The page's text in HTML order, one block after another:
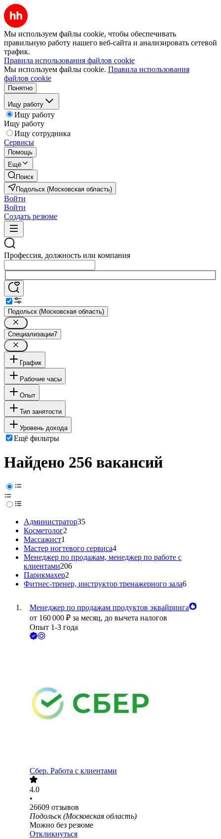
Мы используем файлы cookie, чтобы обеспечивать
правильную работу нашего веб-сайта и анализировать сетевой
трафик.
Правила использования файлов cookie
Мы используем файлы cookie. Правила использования
файлов cookie
Понятно
Ищу работу
Ищу работу
Ищу работу
Ищу сотрудника
Сервисы
Помощь
Ещё
Поиск
Подольск (Московская область)
Войти
Войти
Создать резюме
Профессия, должность или компания
Подольск (Московская область)
Специализации7
График
Рабочие часы
Опыт
Тип занятости
Уровень дохода
Ещё фильтры
Найдено 256 вакансий
Администратор35
Косметолог2
Массажист1
Мастер ногтевого сервиса4
Менеджер по продажам, менеджер по работе с
клиентами206
Парикмахер2
Фитнес-тренер, инструктор тренажерного зала6
Менеджер по продажам продуктов эквайринга
от 160 000 ₽ за месяц, до вычета налогов
Опыт 1-3 года
Сбер. Работа с клиентами
4.0
•
26609 отзывов
Подольск (Московская область)
Можно без резюме
Откликнуться